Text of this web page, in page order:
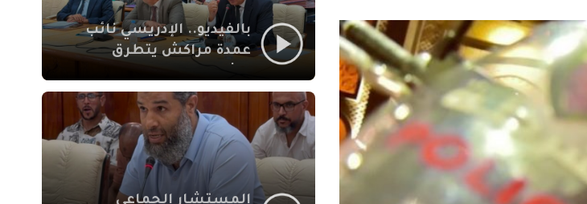
بالفيديو.. الإدريسي نائب
عمدة مراكش يتطرق
الاجتماعي في نقل
المحطة الطرقية إلى
العزوزية
المستشار الجماعي